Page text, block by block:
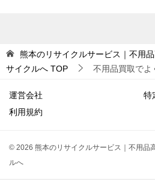
熊本のリサイクルサービス｜不用
サイクルへ TOP 不用品買取でよ
運営会社
特
利用規約
© 2026 熊本のリサイクルサービス｜不用品
ルへ